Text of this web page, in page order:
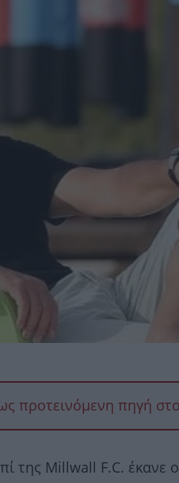
προτεινόμενη πηγή
της Millwall F.C. έκανε ο